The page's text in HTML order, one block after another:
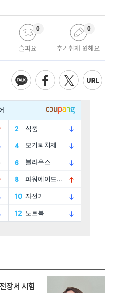
슬퍼요
0
추가취재 원해요
0